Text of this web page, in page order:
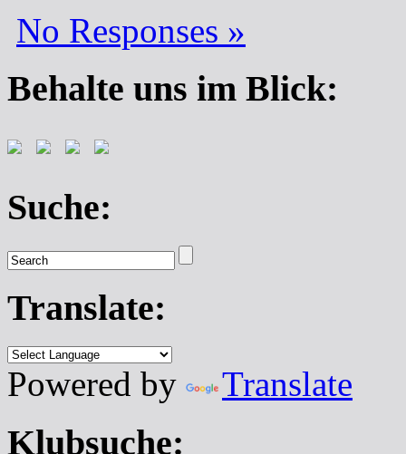
No Responses »
Behalte uns im Blick:
Suche:
Translate:
Powered by Translate
Klubsuche: